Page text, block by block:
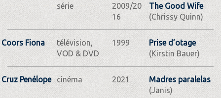
série
2009/20
16
The Good Wife
(Chrissy Quinn)
Coors Fiona
télévision,
VOD & DVD
1999
Prise d’otage
(Kirstin Bauer)
Cruz Penélope cinéma 2021
Madres paralelas
(Janis)